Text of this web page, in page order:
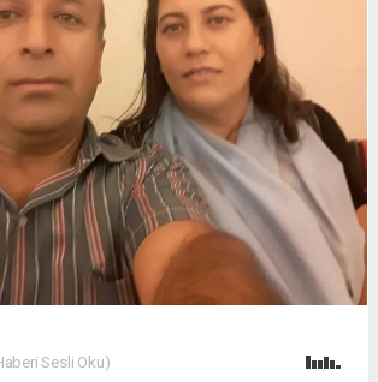
Sesli Oku)